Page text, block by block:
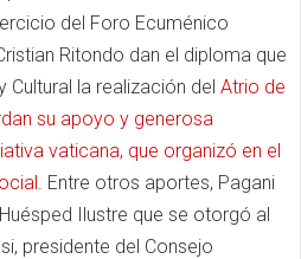
del Foro Ecuménico
Ritondo dan el diploma que
la realización del Atrio de
su apoyo y generosa
vaticana, que organizó en el
. Entre otros aportes, Pagani
Ilustre que se otorgó al
presidente del Consejo